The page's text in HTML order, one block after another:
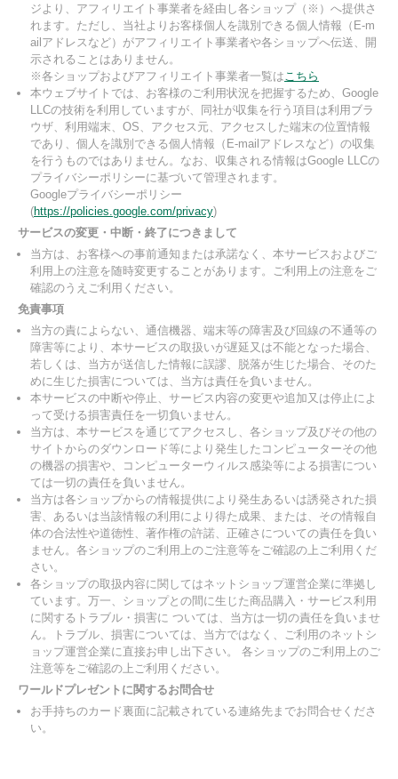
ジより、アフィリエイト事業者を経由し各ショップ（※）へ提供さ
れます。ただし、当社よりお客様個人を識別できる個人情報（E-m
ailアドレスなど）がアフィリエイト事業者や各ショップへ伝送、開
示されることはありません。
※各ショップおよびアフィリエイト事業者一覧はこちら
本ウェブサイトでは、お客様のご利用状況を把握するため、Google
LLCの技術を利用していますが、同社が収集を行う項目は利用ブラ
ウザ、利用端末、OS、アクセス元、アクセスした端末の位置情報
であり、個人を識別できる個人情報（E-mailアドレスなど）の収集
を行うものではありません。なお、収集される情報はGoogle LLCの
プライバシーポリシーに基づいて管理されます。
Googleプライバシーポリシー
(https://policies.google.com/privacy)
サービスの変更・中断・終了につきまして
当方は、お客様への事前通知または承諾なく、本サービスおよびご
利用上の注意を随時変更することがあります。ご利用上の注意をご
確認のうえご利用ください。
免責事項
当方の責によらない、通信機器、端末等の障害及び回線の不通等の
障害等により、本サービスの取扱いが遅延又は不能となった場合、
若しくは、当方が送信した情報に誤謬、脱落が生じた場合、そのた
めに生じた損害については、当方は責任を負いません。
本サービスの中断や停止、サービス内容の変更や追加又は停止によ
って受ける損害責任を一切負いません。
当方は、本サービスを通じてアクセスし、各ショップ及びその他の
サイトからのダウンロード等により発生したコンピューターその他
の機器の損害や、コンピューターウィルス感染等による損害につい
ては一切の責任を負いません。
当方は各ショップからの情報提供により発生あるいは誘発された損
害、あるいは当該情報の利用により得た成果、または、その情報自
体の合法性や道徳性、著作権の許諾、正確さについての責任を負い
ません。各ショップのご利用上のご注意等をご確認の上ご利用くだ
さい。
各ショップの取扱内容に関してはネットショップ運営企業に準拠し
ています。万一、ショップとの間に生じた商品購入・サービス利用
に関するトラブル・損害に ついては、当方は一切の責任を負いませ
ん。トラブル、損害については、当方ではなく、ご利用のネットシ
ョップ運営企業に直接お申し出下さい。 各ショップのご利用上のご
注意等をご確認の上ご利用ください。
ワールドプレゼントに関するお問合せ
お手持ちのカード裏面に記載されている連絡先までお問合せくださ
い。